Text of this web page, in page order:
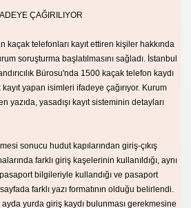
ÇAĞIRILIYOR
kaçak telefonları kayıt ettiren kişiler hakkında
soruşturma başlatılmasını sağladı. İstanbul
Bürosu'nda 1500 kaçak telefon kaydı
kayıt yapan isimleri ifadeye çağırıyor. Kurum
yazıda, yasadışı kayıt sisteminin detayları
sonucu hudut kapılarından giriş-çıkış
farklı giriş kaşelerinin kullanıldığı, aynı
bilgileriyle kullandığı ve pasaport
farklı yazı formatının olduğu belirlendi.
yurda giriş kaydı bulunması gerekmesine